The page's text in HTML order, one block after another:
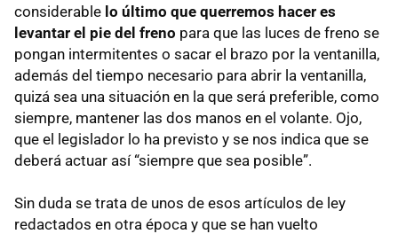
considerable lo último que querremos hacer es
levantar el pie del freno para que las luces de freno se
pongan intermitentes o sacar el brazo por la ventanilla,
además del tiempo necesario para abrir la ventanilla,
quizá sea una situación en la que será preferible, como
siempre, mantener las dos manos en el volante. Ojo,
que el legislador lo ha previsto y se nos indica que se
deberá actuar así “siempre que sea posible”.
Sin duda se trata de unos de esos artículos de ley
redactados en otra época y que se han vuelto